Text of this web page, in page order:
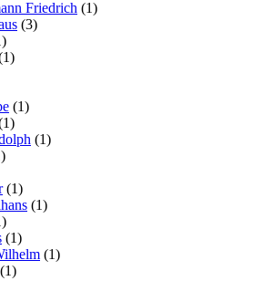
Friedrich (1)
(3)
(1)
(1)
(1)
(1)
(1)
(1)
(1)